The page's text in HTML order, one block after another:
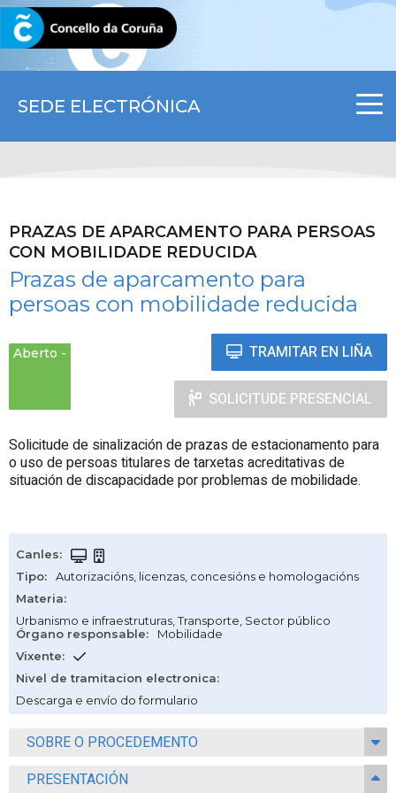
SEDE ELECTRÓNICA
CORUNA.GAL
PRAZAS DE APARCAMENTO PARA PERSOAS
CON MOBILIDADE REDUCIDA
Prazas de aparcamento para
persoas con mobilidade reducida
Aberto TRAMITAR EN LIÑA
SOLICITUDE PRESENCIAL
Solicitude de sinalización de prazas de estacionamento para
o uso de persoas titulares de tarxetas acreditativas de
situación de discapacidade por problemas de mobilidade.
Canles:
Tipo:
Autorizacións, licenzas, concesións e homologacións
Materia:
Urbanismo e infraestruturas ,Transporte Sector público
Órgano responsable:
Mobilidade
Vixente:
Nivel de tramitacion electronica:
Descarga e envío do formulario
SOBRE O PROCEDEMENTO
PRESENTACIÓN